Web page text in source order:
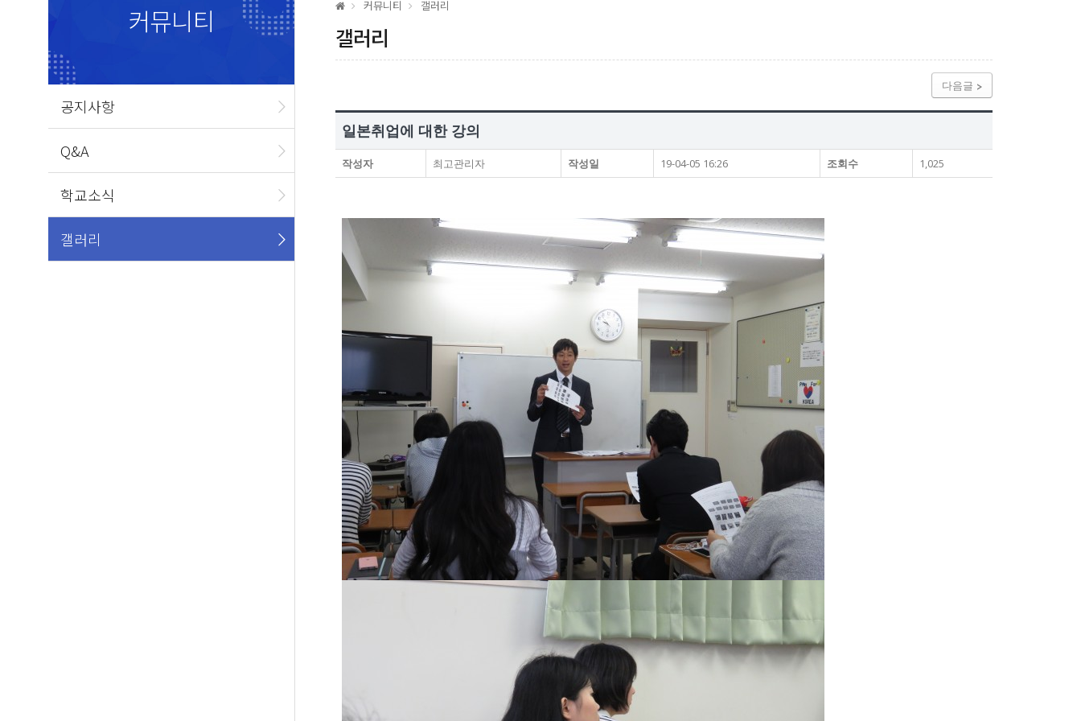
커뮤니티
공지사항
Q&A
학교소식
갤러리
커뮤니티 갤러리
갤러리
다음글
일본취업에 대한 강의
작성자 최고관리자 작성일 19-04-05 16:26 조회수 1,025